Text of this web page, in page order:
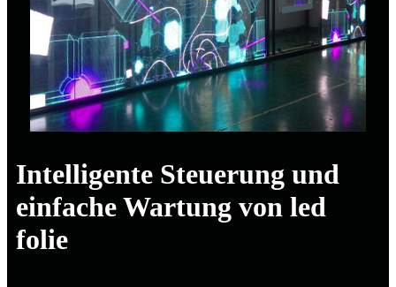
Intelligente Steuerung und
einfache Wartung von led
folie